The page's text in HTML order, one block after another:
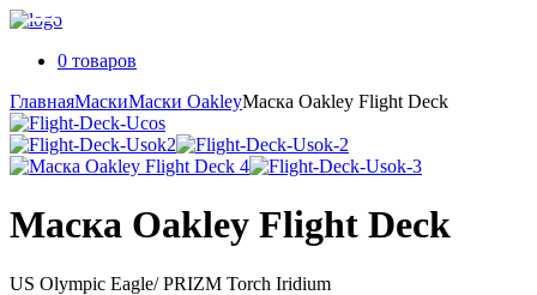
0 товаров
ГлавнаяМаскиМаски OakleyМаска Oakley Flight Deck
Маска Oakley Flight Deck
US Olympic Eagle/ PRIZM Torch Iridium